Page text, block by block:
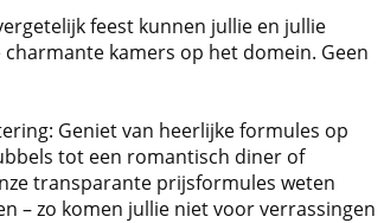
feest kunnen jullie en jullie
kamers op het domein. Geen
Geniet van heerlijke formules op
tot een romantisch diner of
transparante prijsformules weten
– zo komen jullie niet voor verrassingen